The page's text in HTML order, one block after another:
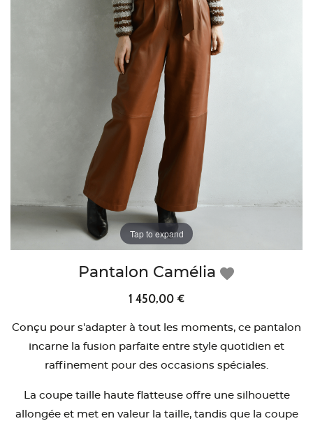
Tap to expand
Pantalon Camélia favorite
1 450,00 €
Conçu pour s'adapter à tout les moments, ce pantalon
incarne la fusion parfaite entre style quotidien et
raffinement pour des occasions spéciales.
La coupe taille haute flatteuse offre une silhouette
allongée et met en valeur la taille, tandis que la coupe